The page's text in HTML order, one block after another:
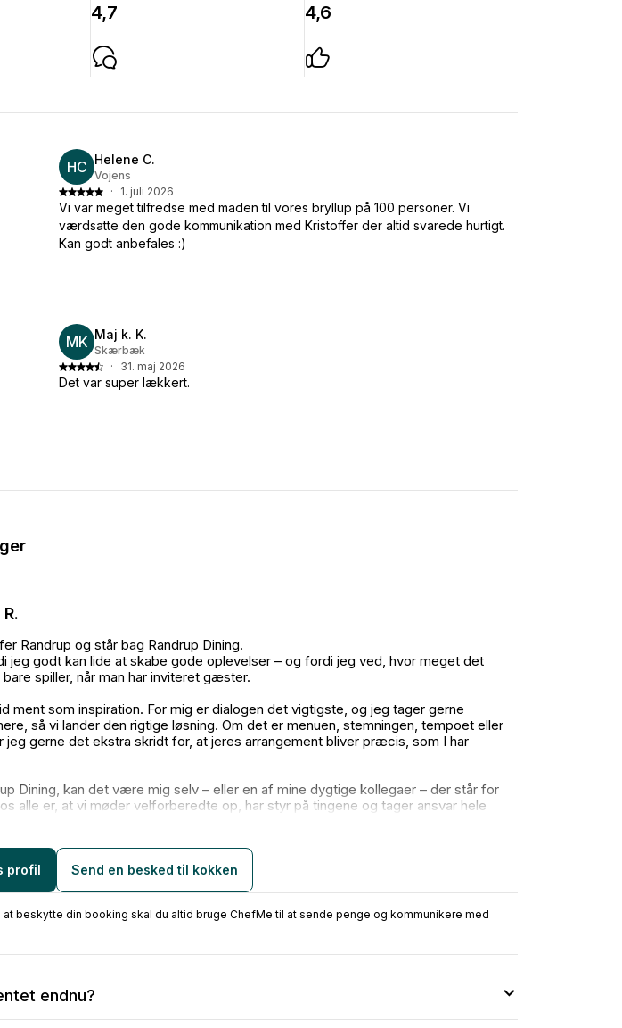
4,7 4,6
HC Helene C.
Vojens
·
1. juli 2026
Vi var meget tilfredse med maden til vores bryllup på 100 personer. Vi
værdsatte den gode kommunikation med Kristoffer der altid svarede hurtigt.
Kan godt anbefales :)
MK Maj k. K.
Skærbæk
·
31. maj 2026
Det var super lækkert.
Randrup og står bag Randrup Dining.
jeg godt kan lide at skabe gode oplevelser – og fordi jeg ved, hvor meget det
spiller, når man har inviteret gæster.
ment som inspiration. For mig er dialogen det vigtigste, og jeg tager gerne
så vi lander den rigtige løsning. Om det er menuen, stemningen, tempoet eller
jeg gerne det ekstra skridt for, at jeres arrangement bliver præcis, som I har
Dining, kan det være mig selv – eller en af mine dygtige kollegaer – der står for
alle er, at vi møder velforberedte op, har styr på tingene og tager ansvar hele
forventningsafstemning
levering
mindre middag eller et større arrangement, er mit mål det samme: at I føler jer
profil Send en besked til kokken
beskytte din booking skal du altid bruge ChefMe til at sende penge og kommunikere med
endnu?